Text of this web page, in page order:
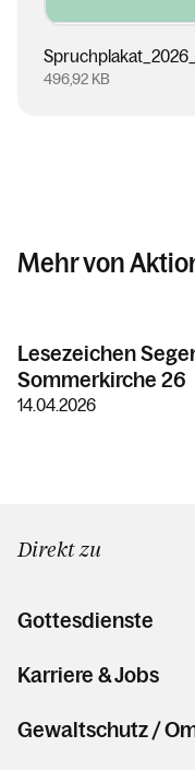
496,92 KB
Mehr von
Lesezeichen
Sommerkirche 26
14.04.2026
Direkt zu
Gottesdienste
Karriere & Jobs
Gewaltschutz /